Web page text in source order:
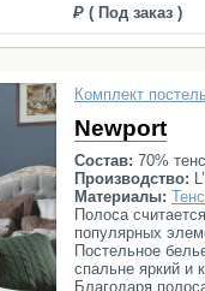
( Под заказ )
Комплект
Newport
Состав: 70%
Производство:
Материалы:
Полоса
популярных
Постельное
спальне яркий и
Благодаря